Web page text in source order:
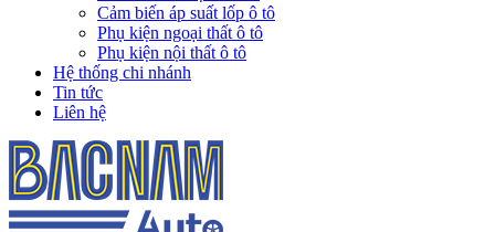
Cảm biến áp suất lốp ô tô
Phụ kiện ngoại thất ô tô
Phụ kiện nội thất ô tô
Hệ thống chi nhánh
Tin tức
Liên hệ